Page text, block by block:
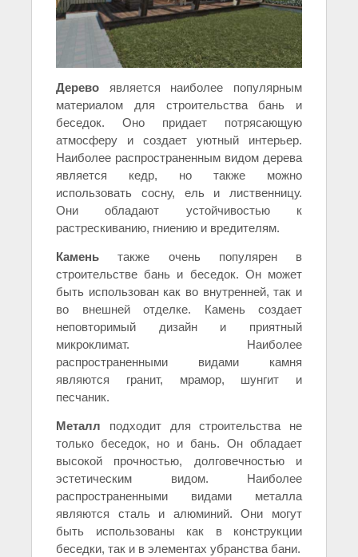
Дерево является наиболее популярным
материалом для строительства бань и
беседок. Оно придает потрясающую
атмосферу и создает уютный интерьер.
Наиболее распространенным видом дерева
является кедр, но также можно
использовать сосну, ель и лиственницу.
Они обладают устойчивостью к
растрескиванию, гниению и вредителям.
Камень также очень популярен в
строительстве бань и беседок. Он может
быть использован как во внутренней, так и
во внешней отделке. Камень создает
неповторимый дизайн и приятный
микроклимат. Наиболее
распространенными видами камня
являются гранит, мрамор, шунгит и
песчаник.
Металл подходит для строительства не
только беседок, но и бань. Он обладает
высокой прочностью, долговечностью и
эстетическим видом. Наиболее
распространенными видами металла
являются сталь и алюминий. Они могут
быть использованы как в конструкции
беседки, так и в элементах убранства бани.